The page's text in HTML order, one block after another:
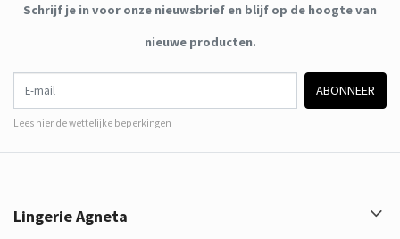
Schrijf je in voor onze nieuwsbrief en blijf op de hoogte van
nieuwe producten.
ABONNEER
Lees hier de wettelijke beperkingen
Lingerie Agneta